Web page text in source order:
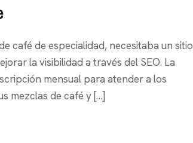
café de especialidad, necesitaba un sitio
la visibilidad a través del SEO. La
mensual para atender a los
mezclas de café y […]